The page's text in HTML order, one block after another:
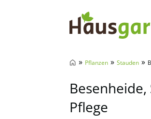
» Pflanzen » Stauden »
Pflege